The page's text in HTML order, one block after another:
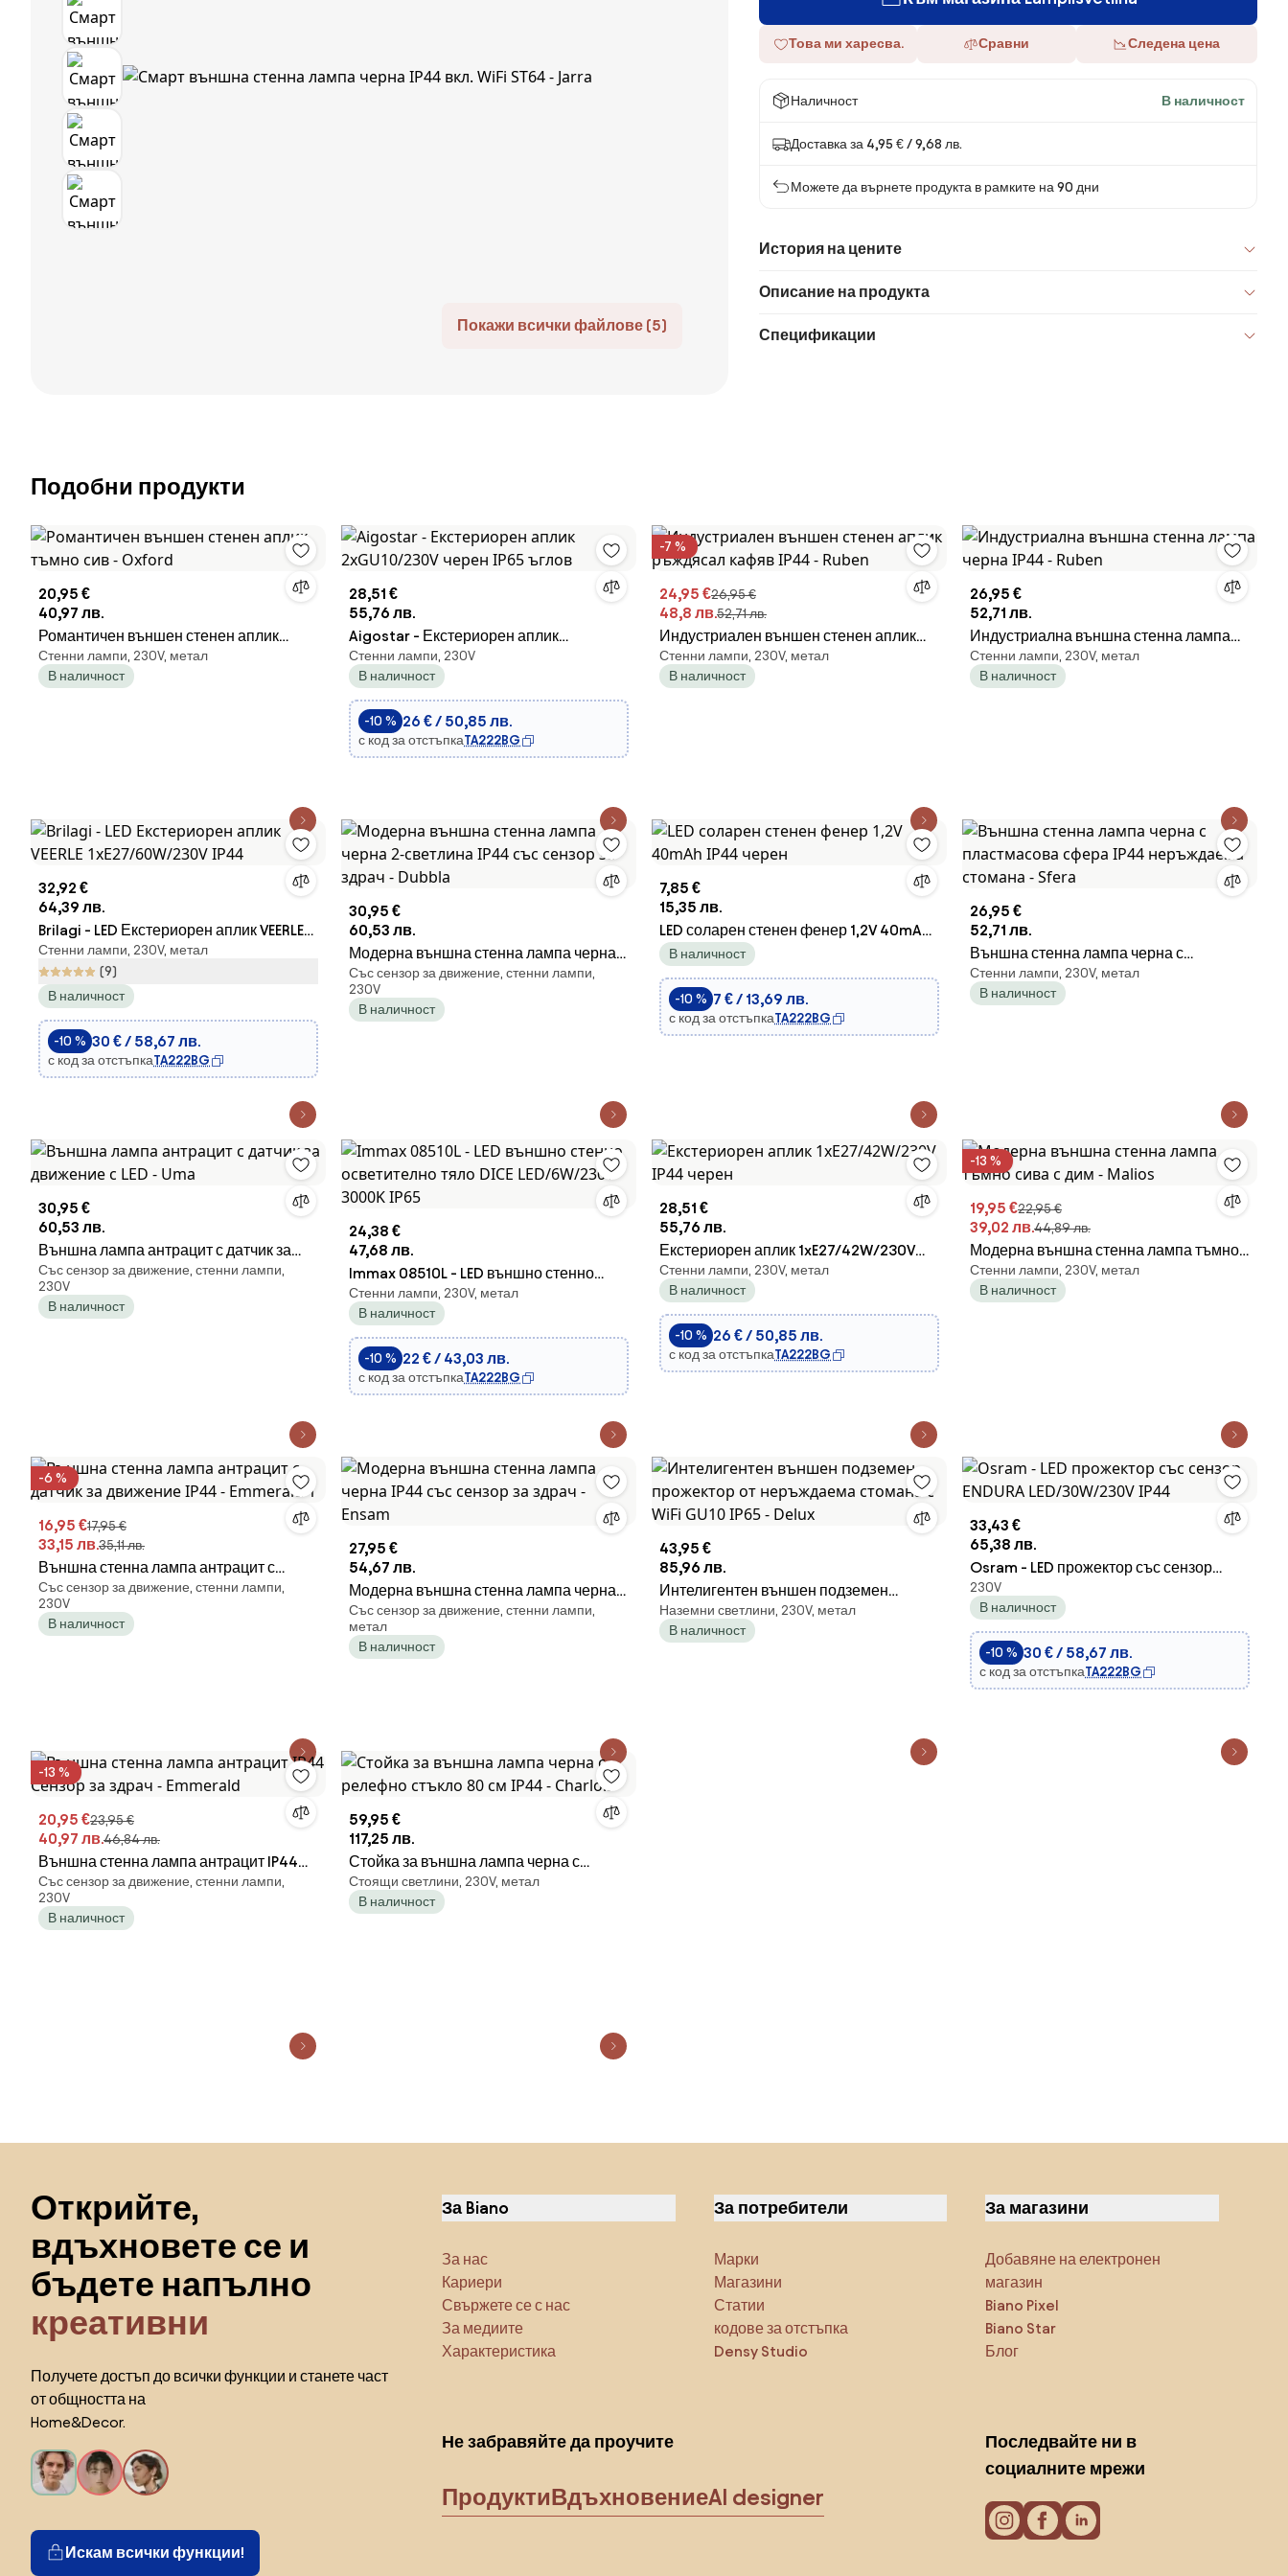
Покажи всички файлове (5)
Това ми харесва. Сравни Следена цена
Наличност В наличност
Доставка за 4,95 € / 9,68 лв.
Можете да върнете продукта в рамките на 90 дни
История на цените
Описание на продукта
Спецификации
Подобни продукти
20,95 €
40,97 лв.
Романтичен външен стенен аплик
тъмно сив - Oxford
Стенни лампи, 230V, метал
В наличност
28,51 €
55,76 лв.
Aigostar - Екстериорен аплик
2xGU10/230V черен IP65 ъглов
Стенни лампи, 230V
В наличност
-10 % 26 € / 50,85 лв.
с код за отстъпкаTA222BG
-7 %
24,95 €26,95 €
48,8 лв.52,71 лв.
Индустриален външен стенен аплик
ръждясал кафяв IP44 - Ruben
Стенни лампи, 230V, метал
В наличност
26,95 €
52,71 лв.
Индустриална външна стенна лампа
черна IP44 - Ruben
Стенни лампи, 230V, метал
В наличност
32,92 €
64,39 лв.
Brilagi - LED Екстериорен аплик VEERLE
1xE27/60W/230V IP44
Стенни лампи, 230V, метал
(9)
В наличност
-10 % 30 € / 58,67 лв.
с код за отстъпкаTA222BG
30,95 €
60,53 лв.
Модерна външна стенна лампа черна
2-светлина IP44 със сензор за здрач -
Dubbla
Със сензор за движение, стенни лампи,
230V
В наличност
7,85 €
15,35 лв.
LED соларен стенен фенер 1,2V 40mAh
IP44 черен
В наличност
-10 % 7 € / 13,69 лв.
с код за отстъпкаTA222BG
26,95 €
52,71 лв.
Външна стенна лампа черна с
пластмасова сфера IP44 неръждаема
стомана - Sfera
Стенни лампи, 230V, метал
В наличност
30,95 €
60,53 лв.
Външна лампа антрацит с датчик за
движение с LED - Uma
Със сензор за движение, стенни лампи,
230V
В наличност
24,38 €
47,68 лв.
Immax 08510L - LED външно стенно
осветително тяло DICE LED/6W/230V
3000K IP65
Стенни лампи, 230V, метал
В наличност
-10 % 22 € / 43,03 лв.
с код за отстъпкаTA222BG
28,51 €
55,76 лв.
Екстериорен аплик 1xE27/42W/230V
IP44 черен
Стенни лампи, 230V, метал
В наличност
-10 % 26 € / 50,85 лв.
с код за отстъпкаTA222BG
-13 %
19,95 €22,95 €
39,02 лв.44,89 лв.
Модерна външна стенна лампа тъмно
сива с дим - Malios
Стенни лампи, 230V, метал
В наличност
-6 %
16,95 €17,95 €
33,15 лв.35,11 лв.
Външна стенна лампа антрацит с
датчик за движение IP44 - Emmerald 1
Със сензор за движение, стенни лампи,
230V
В наличност
27,95 €
54,67 лв.
Модерна външна стенна лампа черна
IP44 със сензор за здрач - Ensam
Със сензор за движение, стенни лампи,
метал
В наличност
43,95 €
85,96 лв.
Интелигентен външен подземен
прожектор от неръждаема стомана с
WiFi GU10 IP65 - Delux
Наземни светлини, 230V, метал
В наличност
33,43 €
65,38 лв.
Osram - LED прожектор със сензор
ENDURA LED/30W/230V IP44
230V
В наличност
-10 % 30 € / 58,67 лв.
с код за отстъпкаTA222BG
-13 %
20,95 €23,95 €
40,97 лв.46,84 лв.
Външна стенна лампа антрацит IP44
Сензор за здрач - Emmerald
Със сензор за движение, стенни лампи,
230V
В наличност
59,95 €
117,25 лв.
Стойка за външна лампа черна с
релефно стъкло 80 см IP44 - Charlois
Стоящи светлини, 230V, метал
В наличност
Открийте,
вдъхновете се и
бъдете напълно
креативни
Получете достъп до всички функции и станете част
от общността на
Home&Decor.
Искам всички функции!
За Biano
За нас
Кариери
Свържете се с нас
За медиите
Характеристика
За потребители
Марки
Магазини
Статии
кодове за отстъпка
Densy Studio
За магазини
Добавяне на електронен
магазин
Biano Pixel
Biano Star
Блог
Не забравяйте да проучите
ПродуктиВдъхновениеAI designer
Последвайте ни в
социалните мрежи